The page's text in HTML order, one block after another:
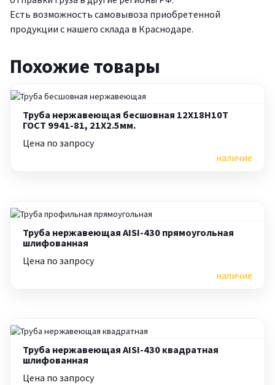
Есть возможность самовывоза приобретенной
продукции с нашего склада в Краснодаре.
Похожие товары
Труба нержавеющая бесшовная 12Х18Н10Т
ГОСТ 9941-81, 21X2.5мм.
Цена по запросу
наличие
Труба нержавеющая AISI-430 прямоугольная
шлифованная
Цена по запросу
наличие
Труба нержавеющая AISI-430 квадратная
шлифованная
Цена по запросу